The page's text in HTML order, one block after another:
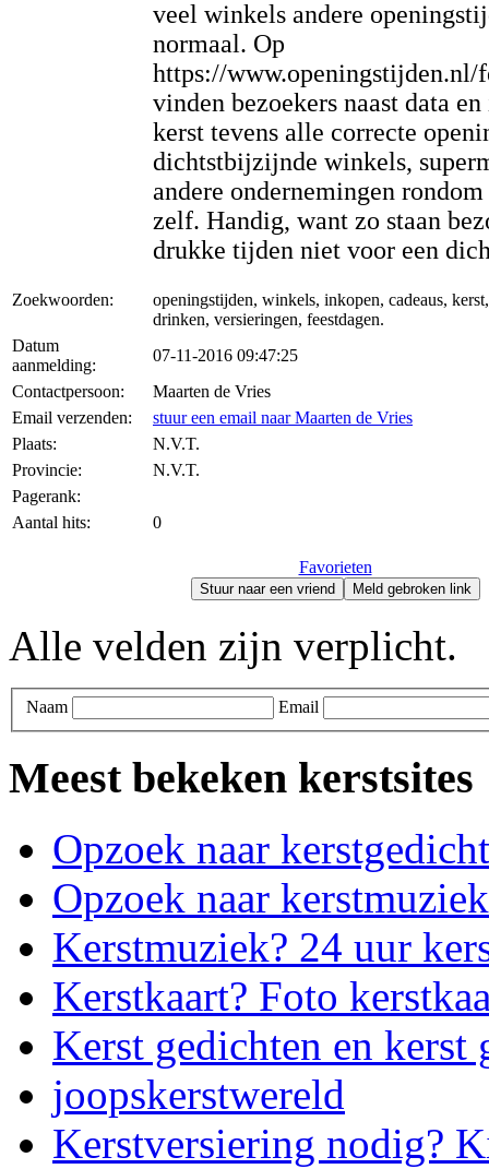
veel winkels andere
normaal. Op
https://www.openingstijden.nl/
vinden bezoekers naast data
kerst tevens alle correcte
dichtstbijzijnde winkels,
andere ondernemingen
zelf. Handig, want zo staan
drukke tijden niet voor een
Zoekwoorden:
openingstijden, winkels, inkopen, cadeaus,
drinken, versieringen, feestdagen.
Datum
aanmelding:
07-11-2016 09:47:25
Contactpersoon:
Maarten de Vries
Email verzenden:
stuur een email naar Maarten de Vries
Plaats:
N.V.T.
Provincie:
N.V.T.
Pagerank:
Aantal hits:
0
Favorieten
Stuur naar een vriend Meld gebroken link
Alle velden zijn verplicht.
Naam Email
Meest bekeken kerstsites
Opzoek naar
Opzoek naar
Kerstmuziek? 24 uur
Kerstkaart? Foto
Kerst gedichten en kerst
joopskerstwereld
Kerstversiering nodig?